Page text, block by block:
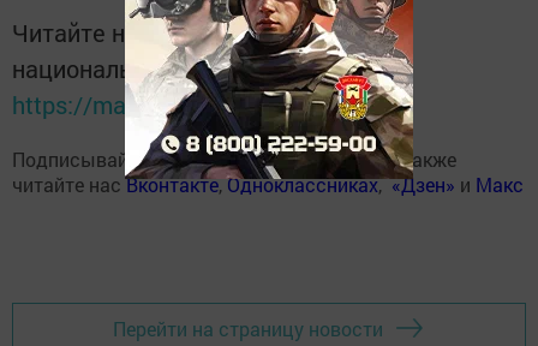
Читайте новости Татарстана в
национальном мессенджере MАХ:
https://max.ru/tatmedia
Подписывайтесь на нашTelegram-канал, а также
читайте насВконтакте,Одноклассниках,«Дзен» и Макс
Перейти на страницу новости